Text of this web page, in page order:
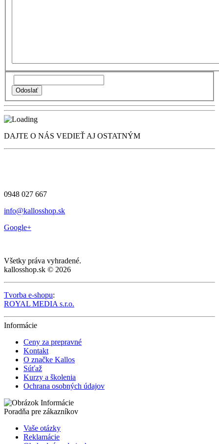
DAJTE O NÁS VEDIEŤ AJ OSTATNÝM
0948 027 667
info@kallosshop.sk
Google+
Všetky práva vyhradené.
kallosshop.sk © 2026
Tvorba e-shopu:
ROYAL MEDIA s.r.o.
Informácie
Ceny za prepravné
Kontakt
O značke Kallos
Súťaž
Kurzy a školenia
Ochrana osobných údajov
Poradňa pre zákazníkov
Vaše otázky
Reklamácie